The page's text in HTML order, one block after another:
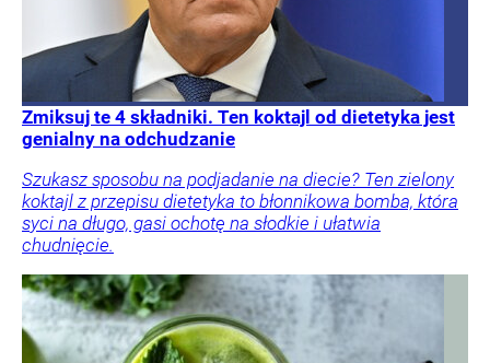
Zmiksuj te 4 składniki. Ten koktajl od dietetyka jest
genialny na odchudzanie
Szukasz sposobu na podjadanie na diecie? Ten zielony
koktajl z przepisu dietetyka to błonnikowa bomba, która
syci na długo, gasi ochotę na słodkie i ułatwia
chudnięcie.